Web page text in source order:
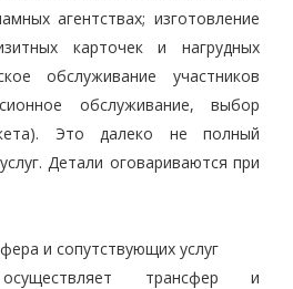
агентствах; изготовление
карточек и нагрудных
обслуживание участников
обслуживание, выбор
Это далеко не полный
Детали оговариваются при
и сопутствующих услуг
трансфер и